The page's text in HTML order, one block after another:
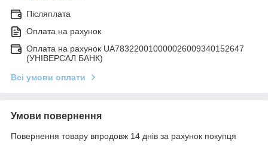
Післяплата
Оплата на рахунок
Оплата на рахунок UA783220010000026009340152647
(УНІВЕРСАЛ БАНК)
Всі умови оплати
Умови повернення
Повернення товару впродовж 14 днів за рахунок покупця